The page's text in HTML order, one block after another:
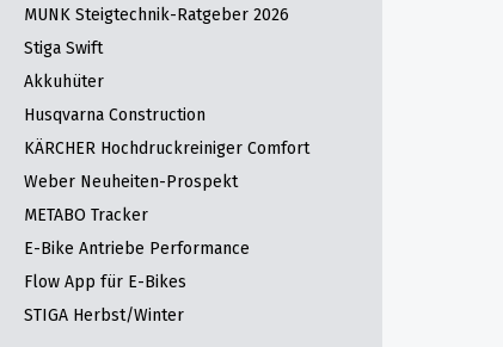
MUNK Steigtechnik-Ratgeber 2026
Stiga Swift
Akkuhüter
Husqvarna Construction
KÄRCHER Hochdruckreiniger Comfort
Weber Neuheiten-Prospekt
METABO Tracker
E-Bike Antriebe Performance
Flow App für E-Bikes
STIGA Herbst/Winter